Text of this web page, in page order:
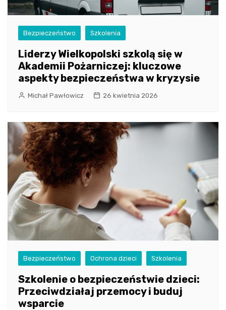
Bezpieczeństwo Szkolenia
Liderzy Wielkopolski szkolą się w
Akademii Pożarniczej: kluczowe
aspekty bezpieczeństwa w kryzysie
Michał Pawłowicz 26 kwietnia 2026
Bezpieczeństwo Ochrona dzieci Szkolenia
Szkolenie o bezpieczeństwie dzieci:
Przeciwdziałaj przemocy i buduj
wsparcie